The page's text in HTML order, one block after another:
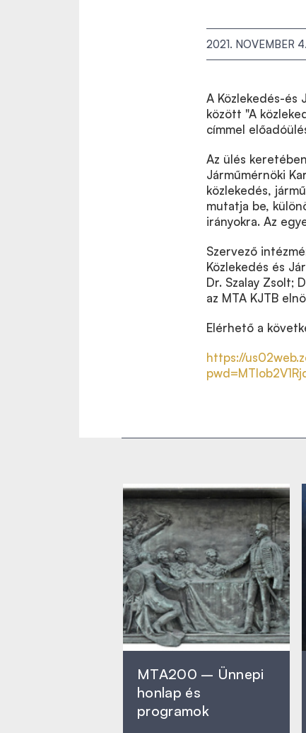
2021. NOVEMBER 4.
A Közlekedés-és
között "A
címmel
Az ülés
Járműmérnöki
közlekedés,
mutatja be,
irányokra. Az
Szervező
Közlekedés és
Dr. Szalay Zsolt;
az MTA KJTB
Elérhető a
https://
MTA200 – Ünnepi
honlap és
programok